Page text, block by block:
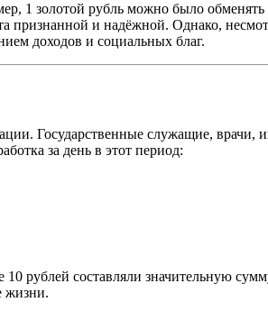
1 золотой рубль можно было
признанной и надёжной. Однако,
доходов и социальных благ.
Государственные служащие, врачи,
за день в этот период:
рублей составляли значительную
жизни.